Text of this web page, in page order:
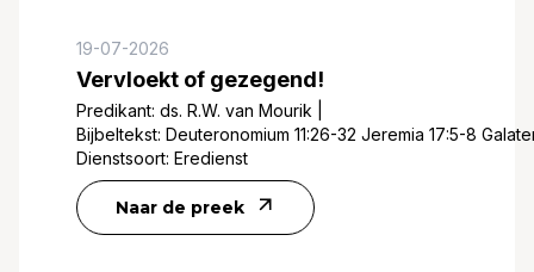
19-07-2026
Vervloekt of gezegend!
Predikant: ds. R.W. van Mourik
Bijbeltekst: Deuteronomium 11:26-32 Jeremia 17:5-8
Dienstsoort: Eredienst
Naar de preek